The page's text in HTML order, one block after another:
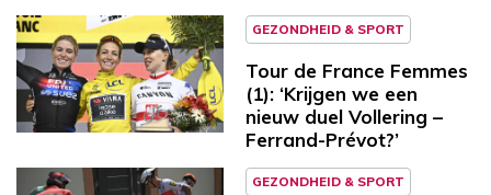
GEZONDHEID & SPORT
Tour de France Femmes
(1): ‘Krijgen we een
nieuw duel Vollering –
Ferrand-Prévot?’
GEZONDHEID & SPORT